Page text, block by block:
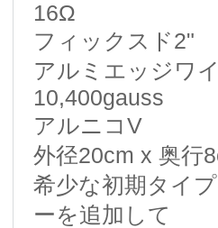
16Ω
フィックスド2"
アルミエッジワ
10,400gauss
アルニコV
外径20cm x 奥行
希少な初期タイ
ーを追加して